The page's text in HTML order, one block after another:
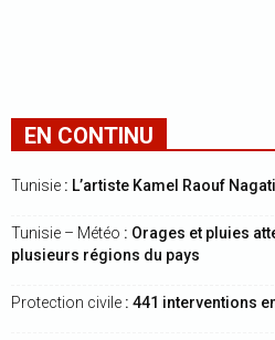
EN CONTINU
Tunisie : L’artiste Kamel Raouf
Tunisie – Météo : Orages et pluies
plusieurs régions du pays
Protection civile : 441 interventions